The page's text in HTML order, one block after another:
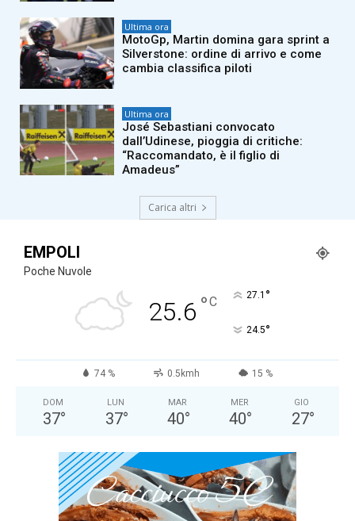
Ultima ora
MotoGp, Martin domina gara sprint a
Silverstone: ordine di arrivo e come
cambia classifica piloti
Ultima ora
José Sebastiani convocato
dall’Udinese, pioggia di critiche:
“Raccomandato, è il figlio di
Amadeus”
Carica altri
EMPOLI
Poche Nuvole
25.6 °C 27.1 °
24.5°
74 % 0.5kmh 15 %
DOM
37°
LUN
37°
MAR
40°
MER
40°
GIO
27°